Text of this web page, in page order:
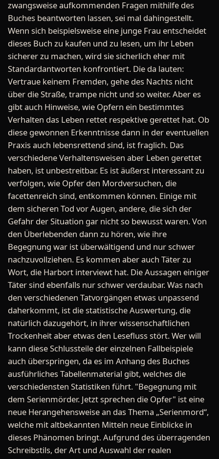
zwangsweise aufkommenden Fragen mithilfe des
Buches beantworten lassen, sei mal dahingestellt.
Wenn sich beispielsweise eine junge Frau entscheidet
dieses Buch zu kaufen und zu lesen, um ihr Leben
sicherer zu machen, wird sie sicherlich eher mit
Standardantworten konfrontiert. Die da lauten:
Vertraue keinem Fremden, gehe des Nachts nicht
über die Straße, trampe nicht und so weiter. Aber es
gibt auch Hinweise, wie Opfern ein bestimmtes
Verhalten das Leben rettet respektive gerettet hat. Ob
diese gewonnen Erkenntnisse dann in der eventuellen
Praxis auch lebensrettend sind, ist fraglich. Das
verschiedene Verhaltensweisen aber Leben gerettet
haben, ist unbestreitbar. Es ist äußerst interessant zu
verfolgen, wie Opfer den Mordversuchen, die
facettenreich sind, entkommen können. Einige mit
dem sicheren Tod vor Augen, andere, die sich der
Gefahr der Situation gar nicht so bewusst waren. Von
den Überlebenden dann zu hören, wie ihre
Begegnung war ist überwältigend und nur schwer
nachzuvollziehen. Es kommen aber auch Täter zu
Wort, die Harbort interviewt hat. Die Aussagen einiger
Täter sind ebenfalls nur schwer verdaubar. Was nach
den verschiedenen Tatvorgängen etwas unpassend
daherkommt, ist die statistische Auswertung, die
natürlich dazugehört, in ihrer wissenschaftlichen
Trockenheit aber etwas den Lesefluss stört. Wer will
kann diese Schlussteile der einzelnen Fallbeispiele
auch überspringen, da es im Anhang des Buches
ausführliches Tabellenmaterial gibt, welches die
verschiedensten Statistiken führt. "Begegnung mit
dem Serienmörder. Jetzt sprechen die Opfer" ist eine
neue Herangehensweise an das Thema „Serienmord“,
welche mit altbekannten Mitteln neue Einblicke in
dieses Phänomen bringt. Aufgrund des überragenden
Schreibstils, der Art und Auswahl der realen